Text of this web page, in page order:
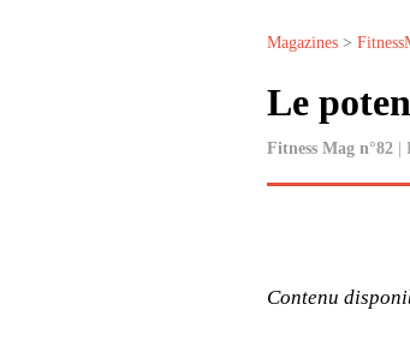
Magazines >
Le
Fitness Mag n°82 |
Contenu